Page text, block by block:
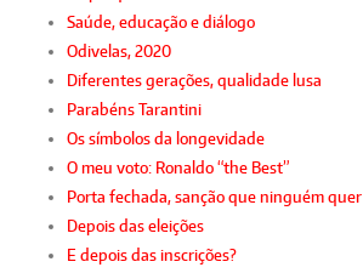
Saúde, educação e diálogo
Odivelas, 2020
Diferentes gerações, qualidade lusa
Parabéns Tarantini
Os símbolos da longevidade
O meu voto: Ronaldo “the Best”
Porta fechada, sanção que ninguém quer
Depois das eleições
E depois das inscrições?